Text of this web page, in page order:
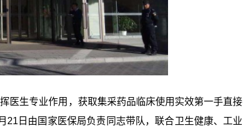
医生专业作用，获取集采药品临床使用实效第一手直接
日由国家医保局负责同志带队，联合卫生健康、工业